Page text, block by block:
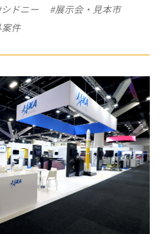
ドニー
#展示会・見本市
件